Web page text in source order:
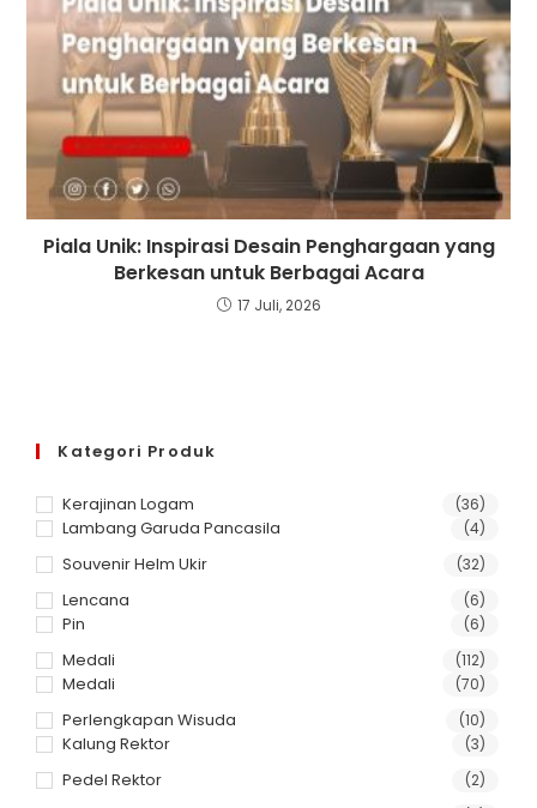
Piala Unik: Inspirasi Desain Penghargaan yang
Berkesan untuk Berbagai Acara
17 Juli, 2026
Kategori Produk
Kerajinan Logam (36)
Lambang Garuda Pancasila (4)
Souvenir Helm Ukir (32)
Lencana (6)
Pin (6)
Medali (112)
Medali (70)
Perlengkapan Wisuda (10)
Kalung Rektor (3)
Pedel Rektor (2)